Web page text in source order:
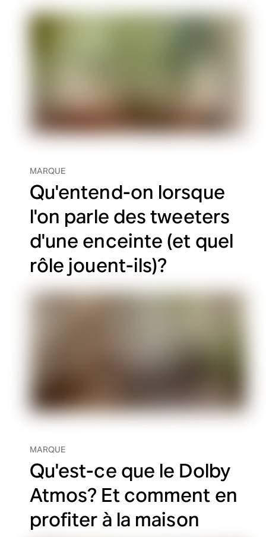
MARQUE
Qu'entend-on lorsque
l'on parle des tweeters
d'une enceinte (et quel
rôle jouent-ils)?
MARQUE
Qu'est-ce que le Dolby
Atmos? Et comment en
profiter à la maison